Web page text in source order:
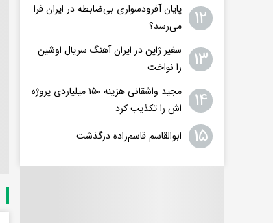
۱۲
پایان آفرودسواری بی‌ضابطه در ایران فرا
می‌رسد؟
۱۳
سفیر ژاپن در ایران آهنگ سریال اوشین
را نواخت
۱۴
مجید واشقانی هزینه ۱۵۰ میلیاردی پروژه
اش را تکذیب کرد
۱۵ ابوالقاسم قاسم‌زاده درگذشت